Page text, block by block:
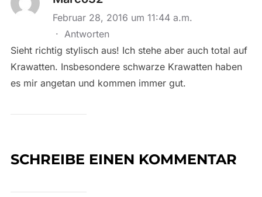
Februar 28, 2016 um 11:44 a.m.
· Antworten
Sieht richtig stylisch aus! Ich stehe aber auch total auf
Krawatten. Insbesondere schwarze Krawatten haben
es mir angetan und kommen immer gut.
SCHREIBE EINEN KOMMENTAR